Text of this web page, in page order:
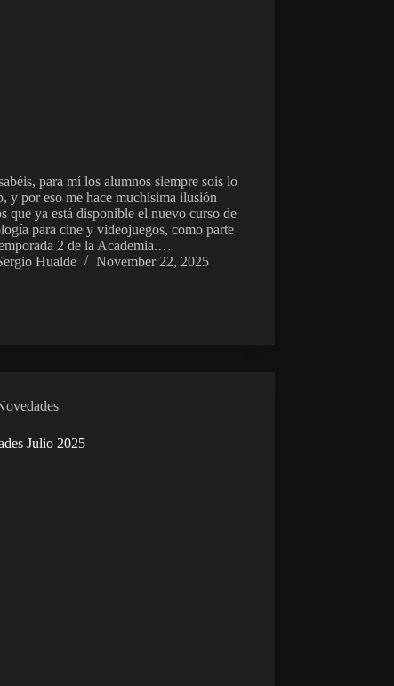
para mí los alumnos siempre sois lo
y por eso me hace muchísima ilusión
que ya está disponible el nuevo curso de
para cine y videojuegos, como parte
2 de la Academia.…
Hualde
November 22, 2025
Julio 2025